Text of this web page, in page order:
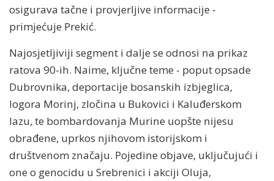
osigurava tačne i provjerljive informacije -
primjećuje Prekić.
Najosjetljiviji segment i dalje se odnosi na prikaz
ratova 90-ih. Naime, ključne teme - poput opsade
Dubrovnika, deportacije bosanskih izbjeglica,
logora Morinj, zločina u Bukovici i Kaluđerskom
lazu, te bombardovanja Murine uopšte nijesu
obrađene, uprkos njihovom istorijskom i
društvenom značaju. Pojedine objave, uključujući i
one o genocidu u Srebrenici i akciji Oluja,